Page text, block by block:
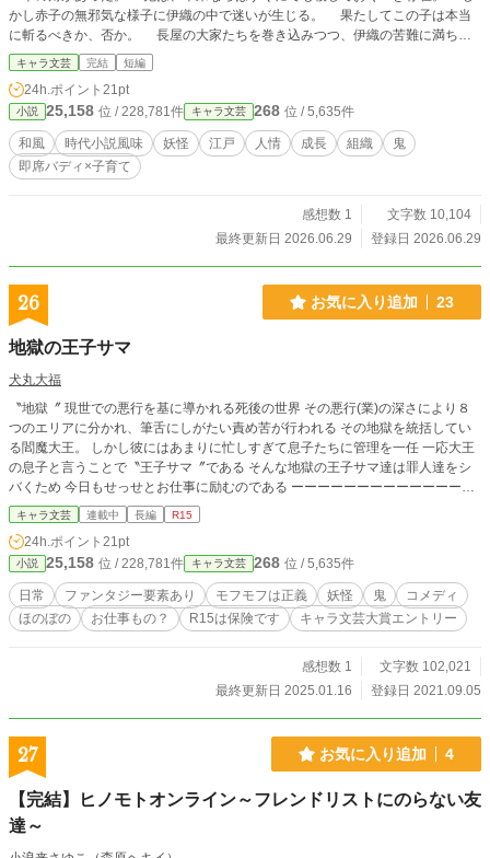
かし赤子の無邪気な様子に伊織の中で迷いが生じる。 果たしてこの子は本当
に斬るべきか、否か。 長屋の大家たちを巻き込みつつ、伊織の苦難に満ちた
子育てが今、静かに幕を開ける――。
キャラ文芸 完結 短編
24h.ポイント 21pt
小説 25,158 位 / 228,781件 キャラ文芸 268 位 / 5,635件
和風 時代小説風味 妖怪 江戸 人情 成長 組織
鬼
即席バディ×子育て
感想数 1
文字数 10,104
最終更新日 2026.06.29
登録日 2026.06.29
26 お気に入り追加 23
地獄の王子サマ
犬丸大福
〝地獄〞 現世での悪行を基に導かれる死後の世界 その悪行(業)の深さにより８
つのエリアに分かれ、筆舌にしがたい責め苦が行われる その地獄を統括してい
る閻魔大王。 しかし彼にはあまりに忙しすぎて息子たちに管理を一任 一応大王
の息子と言うことで〝王子サマ〞である そんな地獄の王子サマ達は罪人達をシ
バくため 今日もせっせとお仕事に励むのである ーーーーーーーーーーーーーー
ーーーーーーーーーーー 地獄設定はゆるふわです。 作者の独自設定がふんだん
に盛り込まれております。 １話は短めなので、サクッとお読みいただけるか
と。 R指定は一応、地獄なのでシバク表現もあります。
キャラ文芸 連載中 長編 R15
24h.ポイント 21pt
小説 25,158 位 / 228,781件 キャラ文芸 268 位 / 5,635件
日常 ファンタジー要素あり モフモフは正義 妖怪 鬼
コメディ
ほのぼの
お仕事もの？ R15は保険です キャラ文芸大賞エントリー
感想数 1
文字数 102,021
最終更新日 2025.01.16
登録日 2021.09.05
27 お気に入り追加 4
【完結】ヒノモトオンライン～フレンドリストにのらない友
達～